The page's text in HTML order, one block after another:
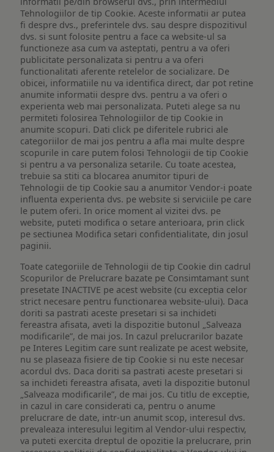
Tehnologiilor de tip Cookie. Aceste informatii ar putea
fi despre dvs., preferintele dvs. sau despre dispozitivul
dvs. si sunt folosite pentru a face ca website-ul sa
functioneze asa cum va asteptati, pentru a va oferi
publicitate personalizata si pentru a va oferi
functionalitati aferente retelelor de socializare. De
obicei, informatiile nu va identifica direct, dar pot retine
anumite informatii despre dvs. pentru a va oferi o
experienta web mai personalizata. Puteti alege sa nu
permiteti folosirea Tehnologiilor de tip Cookie in
anumite scopuri. Dati click pe diferitele rubrici ale
categoriilor de mai jos pentru a afla mai multe despre
scopurile in care putem folosi Tehnologii de tip Cookie
si pentru a va personaliza setarile. Cu toate acestea,
trebuie sa stiti ca blocarea anumitor tipuri de
Tehnologii de tip Cookie sau a anumitor Vendor-i poate
influenta experienta dvs. pe website si serviciile pe care
le putem oferi. In orice moment al vizitei dvs. pe
website, puteti modifica o setare anterioara, prin click
pe sectiunea Modifica setari confidentialitate, din josul
paginii.
Toate categoriile de Tehnologii de tip Cookie din cadrul
Scopurilor de Prelucrare bazate pe Consimtamant sunt
presetate INACTIVE pe acest website (cu exceptia celor
strict necesare pentru functionarea website-ului). Daca
doriti sa pastrati aceste presetari si sa inchideti
fereastra afisata, aveti la dispozitie butonul „Salveaza
modificarile”, de mai jos. In cazul prelucrarilor bazate
pe Interes Legitim care sunt realizate pe acest website,
nu se plaseaza fisiere de tip Cookie si nu este necesar
acordul dvs. Daca doriti sa pastrati aceste presetari si
sa inchideti fereastra afisata, aveti la dispozitie butonul
„Salveaza modificarile”, de mai jos. Cu titlu de exceptie,
in cazul in care considerati ca, pentru o anume
prelucrare de date, intr-un anumit scop, interesul dvs.
prevaleaza interesului legitim al Vendor-ului respectiv,
va puteti exercita dreptul de opozitie la prelucrare, prin